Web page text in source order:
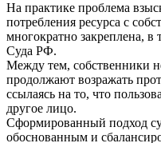
На практике проблема
потребления ресурса с
многократно закреплена,
Суда РФ.
Между тем, собственники
продолжают возражать
ссылаясь на то, что
другое лицо.
Сформированный подход
обоснованным и